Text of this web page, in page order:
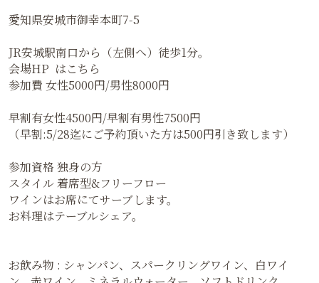
愛知県安城市御幸本町7-5
JR安城駅南口から（左側へ）徒歩1分。
会場HP はこちら
参加費 女性5000円/男性8000円
早割有女性4500円/早割有男性7500円
（早割:5/28迄にご予約頂いた方は500円引き致します）
参加資格 独身の方
スタイル 着席型&フリーフロー
ワインはお席にてサーブします。
お料理はテーブルシェア。
お飲み物 : シャンパン、スパークリングワイン、白ワイ